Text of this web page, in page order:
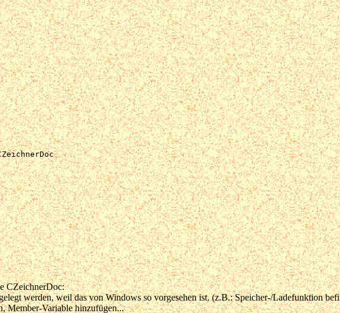
CZeichnerDoc:
werden, weil das von Windows so vorgesehen ist. (z.B.: Speicher-/Ladefunktion
Member-Variable hinzufügen...